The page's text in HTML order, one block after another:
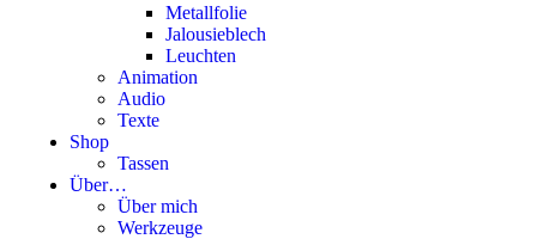
Metallfolie
Jalousieblech
Leuchten
Animation
Audio
Texte
Shop
Tassen
Über…
Über mich
Werkzeuge